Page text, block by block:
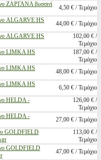
ΖΑΡΓΑΝΑ βυσσινί
4,50 € / Τεμάχιο
ALGARVE HS
44,00 € / Τεμάχιο
ALGARVE HS
102,00 € /
Τεμάχιο
LIMKA HS
187,00 € /
Τεμάχιο
LIMKA HS
48,00 € / Τεμάχιο
LIMKA HS
6,50 € / Τεμάχιο
HELDA -
126,00 € /
Τεμάχιο
HELDA -
27,00 € / Τεμάχιο
GOLDFIELD
113,00 € /
Τεμάχιο
GOLDFIELD
47,00 € / Τεμάχιο